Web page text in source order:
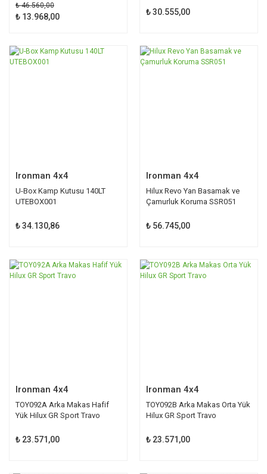
₺ 46.560,00
₺ 13.968,00 ₺ 30.555,00
Ironman 4x4
U-Box Kamp Kutusu 140LT
UTEBOX001
₺ 34.130,86
Ironman 4x4
Hilux Revo Yan Basamak ve
Çamurluk Koruma SSR051
₺ 56.745,00
Ironman 4x4
TOY092A Arka Makas Hafif
Yük Hilux GR Sport Travo
₺ 23.571,00
Ironman 4x4
TOY092B Arka Makas Orta Yük
Hilux GR Sport Travo
₺ 23.571,00